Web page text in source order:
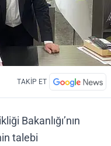
TAKİP ET
Bakanlığı’nın
talebi